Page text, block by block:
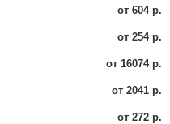
от 604 р.
от 254 р.
от 16074 р.
от 2041 р.
от 272 р.